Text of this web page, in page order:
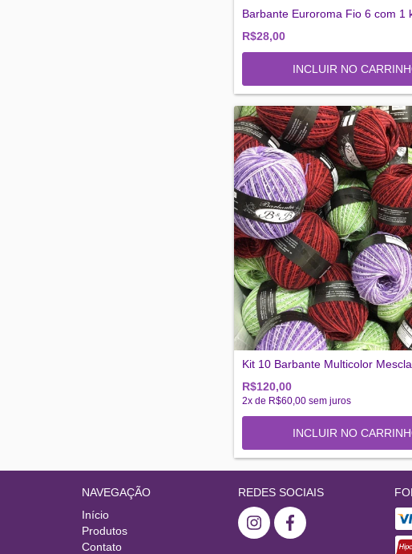
Barbante Euroroma Fio 6 com 1
R$28,00
INCLUIR NO
Kit 10 Barbante Multicolor
R$120,00
2x de R$60,00 sem juros
NAVEGAÇÃO
Início
Produtos
Contato
REDES SOCIAIS